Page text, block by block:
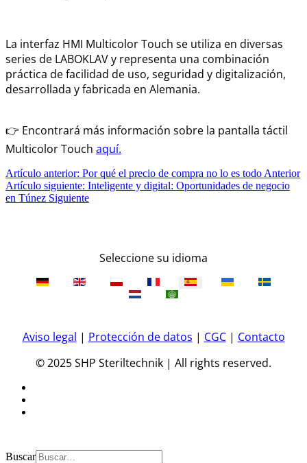
La interfaz HMI Multicolor Touch se utiliza en diversas
series de LABOKLAV y representa una combinación
práctica de facilidad de uso, seguridad y digitalización,
desarrollada y fabricada en Alemania.
👉 Encontrará más información sobre la pantalla táctil
Multicolor Touch aquí.
Artículo anterior: Por qué el precio de compra no lo es todo Anterior
Artículo siguiente: Inteligente y digital: Oportunidades de negocio
en Túnez Siguiente
Seleccione su idioma
Aviso legal | Protección de datos | CGC| Contacto
© 2025 SHP Steriltechnik | All rights reserved.
Buscar